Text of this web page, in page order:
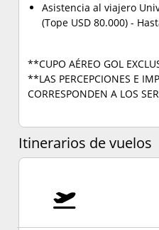
Asistencia al viajero
(Tope USD 80.000) -
**CUPO AÉREO GOL
**LAS PERCEPCIONES E
CORRESPONDEN A LOS
Itinerarios de vuelos